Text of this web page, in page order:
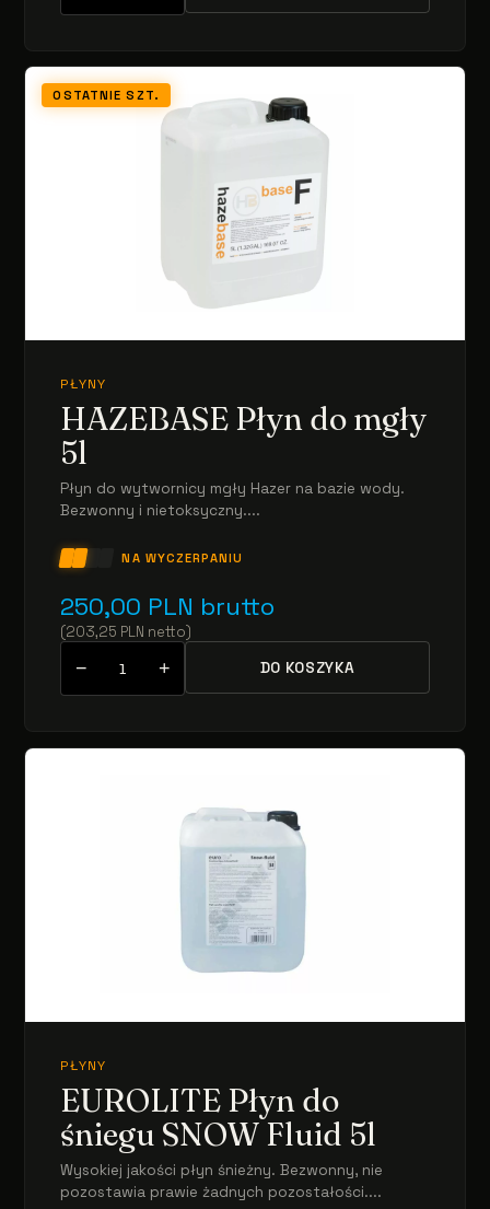
OSTATNIE SZT.
PŁYNY
HAZEBASE Płyn do mgły
5l
Płyn do wytwornicy mgły Hazer na bazie wody.
Bezwonny i nietoksyczny....
NA WYCZERPANIU
250,00 PLN brutto
(203,25 PLN netto)
− + DO KOSZYKA
PŁYNY
EUROLITE Płyn do
śniegu SNOW Fluid 5l
Wysokiej jakości płyn śnieżny. Bezwonny, nie
pozostawia prawie żadnych pozostałości....